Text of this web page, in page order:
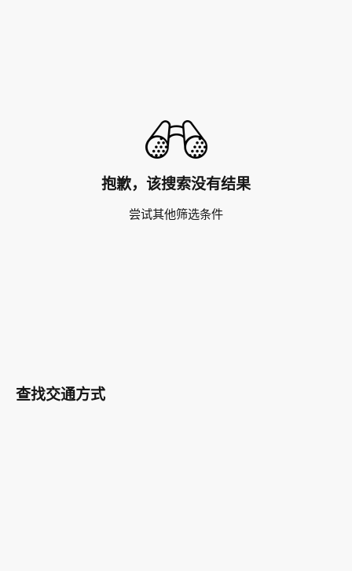
抱歉，该搜索没有结果
尝试其他筛选条件
查找交通方式